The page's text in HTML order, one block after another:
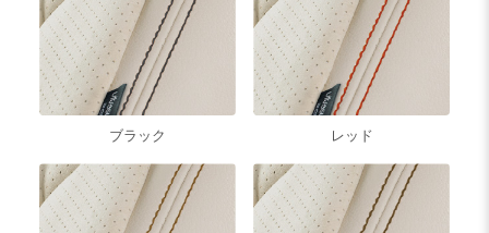
ブラック レッド